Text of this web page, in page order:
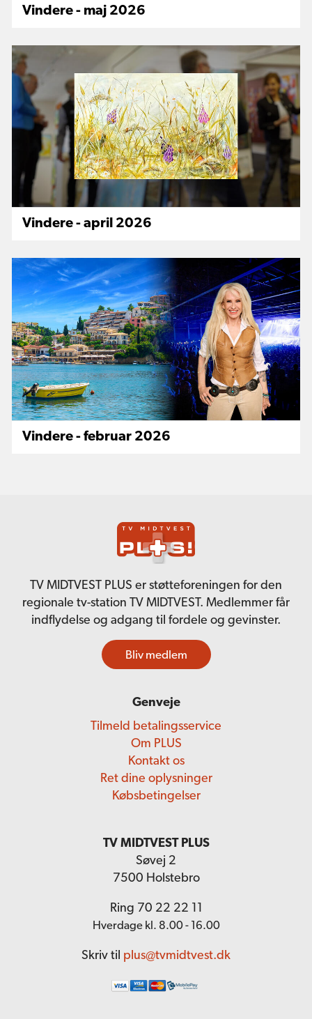
Vindere - maj 2026
Vindere - april 2026
Vindere - februar 2026
TV MIDTVEST PLUS er støtteforeningen for den
regionale tv-station TV MIDTVEST. Medlemmer får
indflydelse og adgang til fordele og gevinster.
Bliv medlem
Genveje
Tilmeld betalingsservice
Om PLUS
Kontakt os
Ret dine oplysninger
Købsbetingelser
TV MIDTVEST PLUS
Søvej 2
7500 Holstebro
Ring 70 22 22 11
Hverdage kl. 8.00 - 16.00
Skriv til plus@tvmidtvest.dk